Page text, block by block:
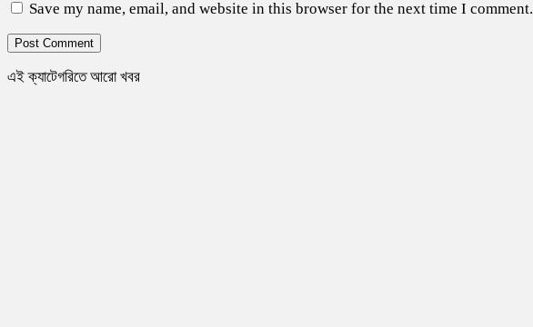
Save my name, email, and website in this browser for the next time I comment.
এই ক্যাটেগরিতে আরো খবর